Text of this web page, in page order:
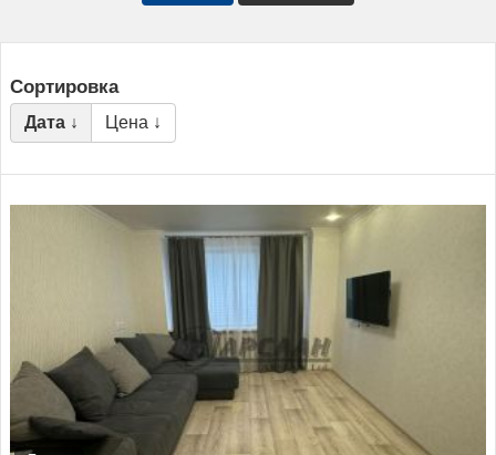
Сортировка
Дата ↓ Цена ↓